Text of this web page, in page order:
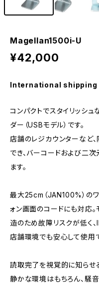
Magellan1500i-U
¥42,000
International shipping
コンパクトでスタイリッシ
ダー（USBモデル）です。
店舗のレジカウンターなど
でき、バーコードおよび二
ます。
最大25cm（JAN100%）の
ォン画面のコードにも対応
造のため故障リスクが低く
店舗環境でも安心して使用
読取完了を視覚的に知らせ
静かな環境はもちろん、騒